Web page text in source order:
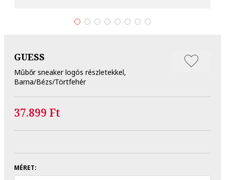
GUESS
Műbőr sneaker logós részletekkel,
Barna/Bézs/Törtfehér
37.899 Ft
MÉRET: